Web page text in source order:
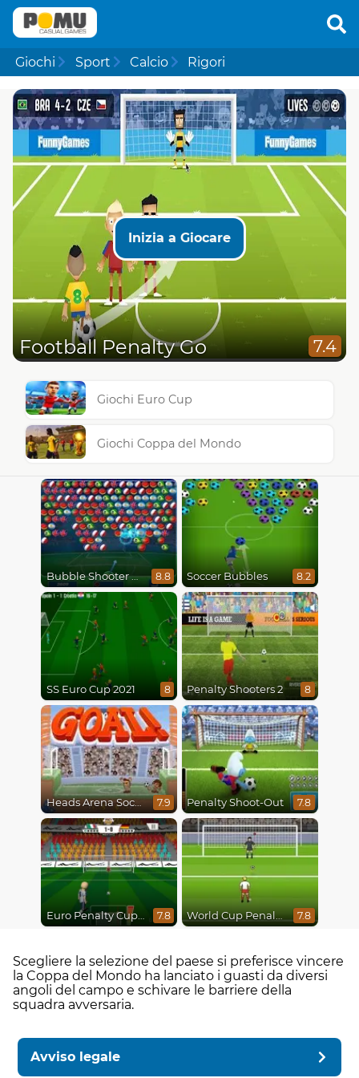
Giochi Sport Calcio Rigori
Inizia a Giocare
Football Penalty Go 7.4
Giochi Euro Cup
Giochi Coppa del Mondo
Bubble Shooter World Cup 8.8 Soccer Bubbles 8.2
SS Euro Cup 2021 8 Penalty Shooters 2 8
Heads Arena Soccer All Stars 7.9 Penalty Shoot-Out 7.8
Euro Penalty Cup 2021 7.8 World Cup Penalty 2018 7.8
Scegliere la selezione del paese si preferisce vincere
la Coppa del Mondo ha lanciato i guasti da diversi
angoli del campo e schivare le barriere della
squadra avversaria.
Avviso legale